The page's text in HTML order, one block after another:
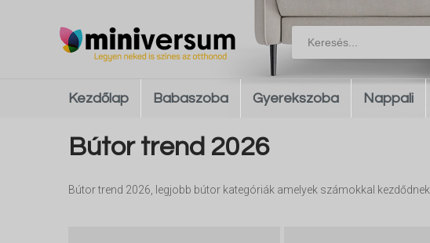
Kezdőlap Babaszoba Gyerekszoba Nappali
Bútor trend 2026
Bútor trend 2026, legjobb bútor kategóriák amelyek számokkal kezdődnek.